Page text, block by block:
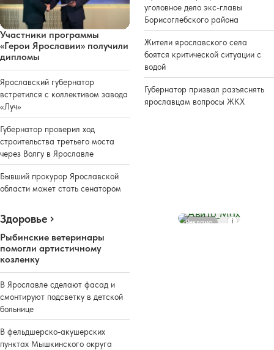
Участники программы
«Герои Ярославии» получили
дипломы
Ярославский губернатор
встретился с коллективом завода
«Луч»
Губернатор проверил ход
строительства третьего моста
через Волгу в Ярославле
Бывший прокурор Ярославской
области может стать сенатором
уголовное дело экс-главы
Борисоглебского района
Жители ярославского села
боятся критической ситуации с
водой
Губернатор призвал разъяснять
ярославцам вопросы ЖКХ
Здоровье
Рыбинские ветеринары
помогли артистичному
козленку
В Ярославле сделают фасад и
смонтируют подсветку в детской
больнице
В фельдшерско-акушерских
пунктах Мышкинского округа
Реклама